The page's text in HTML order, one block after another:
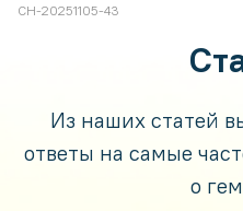
CH-20251105-43
Из наших статей
ответы на самые
о